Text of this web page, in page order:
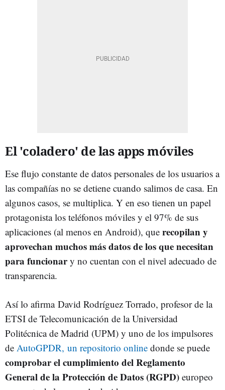
El 'coladero' de las apps móviles
Ese flujo constante de datos personales de los usuarios a
las compañías no se detiene cuando salimos de casa. En
algunos casos, se multiplica. Y en eso tienen un papel
protagonista los teléfonos móviles y el 97% de sus
aplicaciones (al menos en Android), que recopilan y
aprovechan muchos más datos de los que necesitan
para funcionary no cuentan con el nivel adecuado de
transparencia.
Así lo afirma David Rodríguez Torrado, profesor de la
ETSI de Telecomunicación de la Universidad
Politécnica de Madrid (UPM) y uno de los impulsores
de AutoGPDR, un repositorio online donde se puede
comprobar el cumplimiento del Reglamento
General de la Protección de Datos (RGPD) europeo